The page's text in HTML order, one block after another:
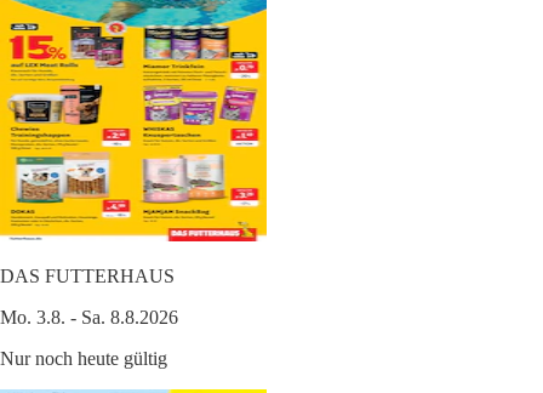
DAS FUTTERHAUS
Mo. 3.8. - Sa. 8.8.2026
Nur noch heute gültig